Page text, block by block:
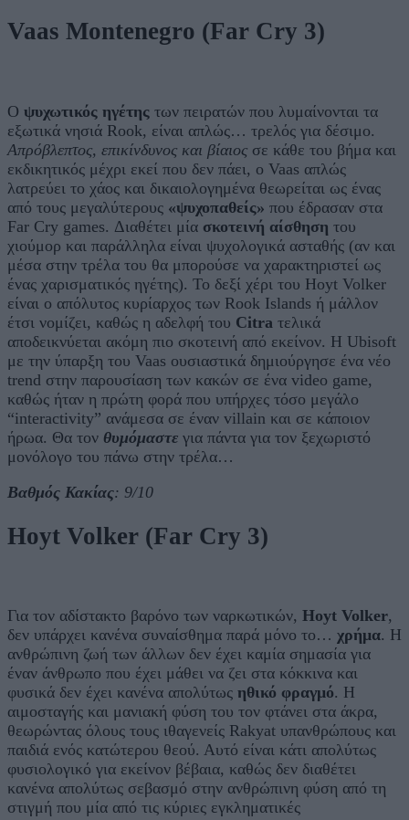
Vaas Montenegro (Far Cry 3)
O ψυχωτικός ηγέτης των πειρατών που λυμαίνονται τα
εξωτικά νησιά Rook, είναι απλώς… τρελός για δέσιμο.
Απρόβλεπτος, επικίνδυνος και βίαιος σε κάθε του βήμα και
εκδικητικός μέχρι εκεί που δεν πάει, ο Vaas απλώς
λατρεύει το χάος και δικαιολογημένα θεωρείται ως ένας
από τους μεγαλύτερους «ψυχοπαθείς» που έδρασαν στα
Far Cry games. Διαθέτει μία σκοτεινή αίσθηση του
χιούμορ και παράλληλα είναι ψυχολογικά ασταθής (αν και
μέσα στην τρέλα του θα μπορούσε να χαρακτηριστεί ως
ένας χαρισματικός ηγέτης). Το δεξί χέρι του Hoyt Volker
είναι ο απόλυτος κυρίαρχος των Rook Islands ή μάλλον
έτσι νομίζει, καθώς η αδελφή του Citra τελικά
αποδεικνύεται ακόμη πιο σκοτεινή από εκείνον. H Ubisoft
με την ύπαρξη του Vaas ουσιαστικά δημιούργησε ένα νέο
trend στην παρουσίαση των κακών σε ένα video game,
καθώς ήταν η πρώτη φορά που υπήρχες τόσο μεγάλο
“interactivity” ανάμεσα σε έναν villain και σε κάποιον
ήρωα. Θα τον θυμόμαστε για πάντα για τον ξεχωριστό
μονόλογο του πάνω στην τρέλα…
Βαθμός Κακίας: 9/10
Hoyt Volker (Far Cry 3)
Για τον αδίστακτο βαρόνο των ναρκωτικών, Hoyt Volker,
δεν υπάρχει κανένα συναίσθημα παρά μόνο το… χρήμα. Η
ανθρώπινη ζωή των άλλων δεν έχει καμία σημασία για
έναν άνθρωπο που έχει μάθει να ζει στα κόκκινα και
φυσικά δεν έχει κανένα απολύτως ηθικό φραγμό. Η
αιμοσταγής και μανιακή φύση του τον φτάνει στα άκρα,
θεωρώντας όλους τους ιθαγενείς Rakyat υπανθρώπους και
παιδιά ενός κατώτερου θεού. Αυτό είναι κάτι απολύτως
φυσιολογικό για εκείνον βέβαια, καθώς δεν διαθέτει
κανένα απολύτως σεβασμό στην ανθρώπινη φύση από τη
στιγμή που μία από τις κύριες εγκληματικές